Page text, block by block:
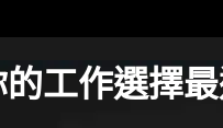
工作選擇